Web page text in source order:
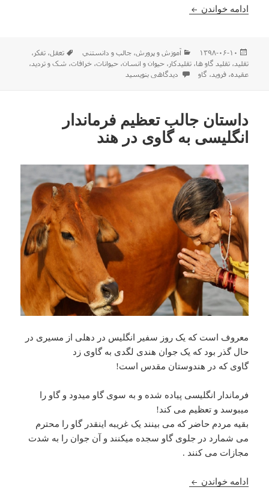
ادامه خواندن تقلید گاو ها از یکدیگر
ارسال
شده
در
۱۳۹۸-۰۶-۱۰ دسته‌ها
آموزش و پرورش،جالب و دانستني برچسب‌ها
تعقل،تفکر ،
تقلید،تقلید گاو ها،تقلیدکار ،حیوان و انسان،حیوانات،خرافات، شک و تردید،
عقیده،فروید، گاو برای تقلید گاو ها از یکدیگر
دیدگاهی بنویسید
داستان جالب تعظیم فرماندار
انگلیسی به گاوی در هند
معروف است که یک روز سفیر انگلیس در دهلی از مسیری در
حال گذر بود که یک جوان هندی لگدی به گاوی زد
گاوی که در هندوستان مقدس است!
فرماندار انگلیسی پیاده شده و به سوی گاو میدود و گاو را
میبوسد و تعظیم می کند!
بقیه مردم حاضر که می بینند یک غریبه اینقدر گاو را محترم
می شمارد در جلوی گاو سجده میکنند و آن جوان را به شدت
مجازات می کنند .
ادامه خواندن داستان جالب تعظیم فرماندار انگلیسی به گاوی در هند